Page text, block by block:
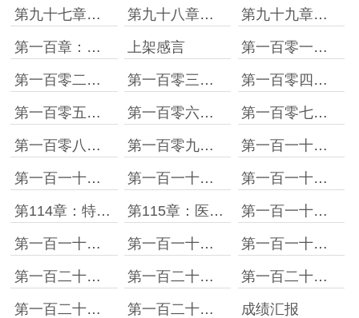
第九十七章：张志新可能要失业…… 第九十八章：多复杂的胆囊，多扭曲多抽象 第九十九章：都是老陈教得好！
第一百章：感谢老铁送的胆囊……666 上架感言 第一百零一章：领主怪出现
第一百零二章：领主大爆！ 第一百零三章：手套能戴在别的地方吗？ 第一百零四章：老陈出事儿了！
第一百零五章：勇挑重担 第一百零六章：李宝山的考验 第一百零七章：医生见医生，有话说不清
第一百零八章：科研成果？ 第一百零九章：沧老师教得好 第一百一十章：特效卡
第一百一十一章：支援八院 第一百一十二章：我用双手，成就你的梦想！ 第一百一十三章：母胎单身二十年
第114章：特效卡 第115章：医生见医生，有话说不清 第一百一十六章：我当医生的时候，你还在上小学！
第一百一十七章：肖田花的感恩 第一百一十八章：你想继承我花呗？ 第一百一十九章：一波未平，一波又起！
第一百二十章：要不要买辅助装？ 第一百二十一章：想想就肾疼…… 第一百二十二章：假如……加入……
第一百二十三章：我有个人选！ 第一百二十四章：生死一线 成绩汇报